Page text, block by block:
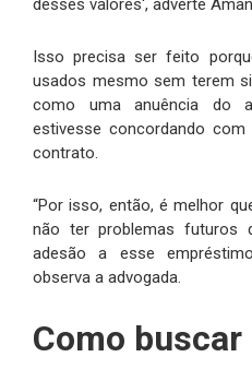
desses valores', adverte
Isso precisa ser feito
usados mesmo sem terem
como uma anuência do
estivesse concordando
contrato.
“Por isso, então, é melhor
não ter problemas futuros
adesão a esse
observa a advogada.
Como buscar